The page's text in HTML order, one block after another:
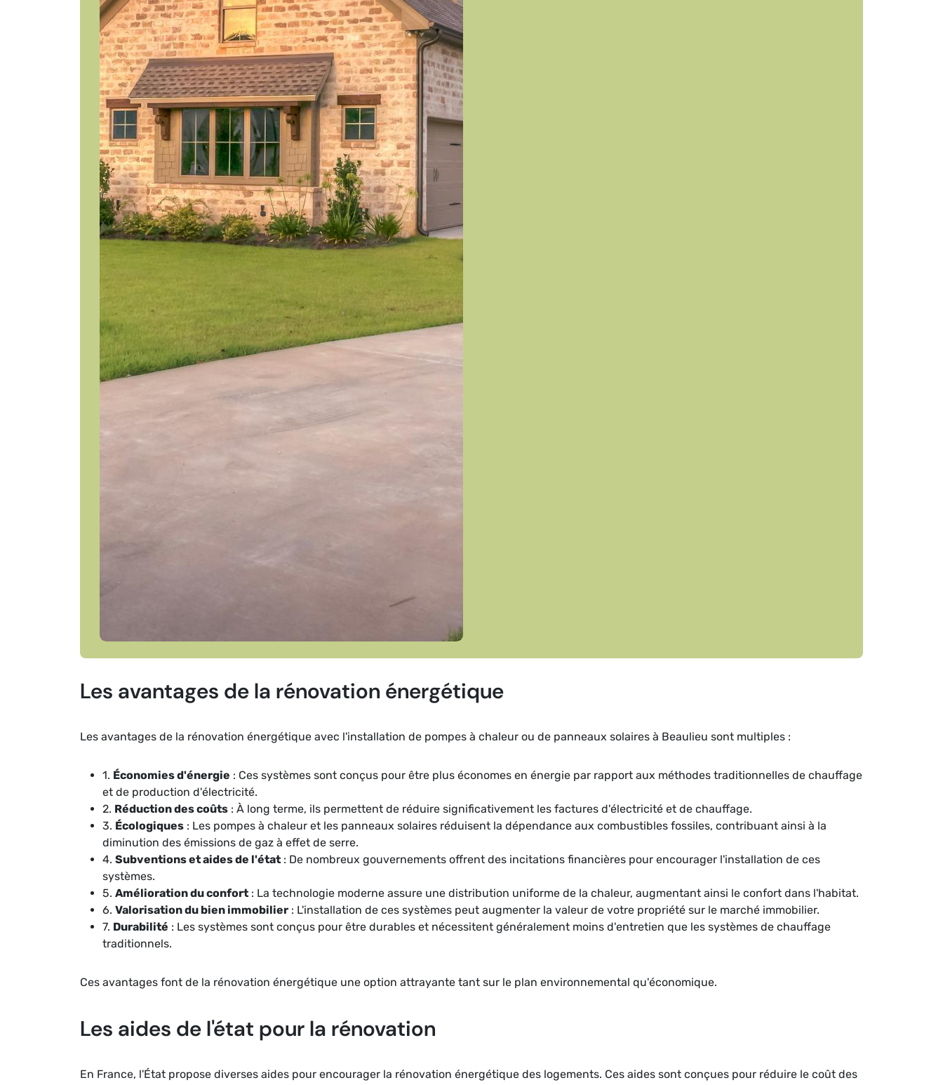
Les avantages de la rénovation énergétique
Les avantages de la rénovation énergétique avec l'installation de pompes à chaleur ou de panneaux solaires à Beaulieu sont multiples :
1. Économies d'énergie : Ces systèmes sont conçus pour être plus économes en énergie par rapport aux méthodes traditionnelles de chauffage
et de production d'électricité.
2. Réduction des coûts : À long terme, ils permettent de réduire significativement les factures d'électricité et de chauffage.
3. Écologiques : Les pompes à chaleur et les panneaux solaires réduisent la dépendance aux combustibles fossiles, contribuant ainsi à la
diminution des émissions de gaz à effet de serre.
4. Subventions et aides de l'état : De nombreux gouvernements offrent des incitations financières pour encourager l'installation de ces
systèmes.
5. Amélioration du confort : La technologie moderne assure une distribution uniforme de la chaleur, augmentant ainsi le confort dans l'habitat.
6. Valorisation du bien immobilier : L'installation de ces systèmes peut augmenter la valeur de votre propriété sur le marché immobilier.
7. Durabilité : Les systèmes sont conçus pour être durables et nécessitent généralement moins d'entretien que les systèmes de chauffage
traditionnels.
Ces avantages font de la rénovation énergétique une option attrayante tant sur le plan environnemental qu'économique.
Les aides de l'état pour la rénovation
En France, l'État propose diverses aides pour encourager la rénovation énergétique des logements. Ces aides sont conçues pour réduire le coût des